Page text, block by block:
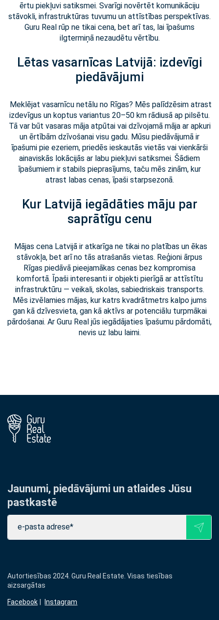
ērtu piekļuvi satiksmei. Svarīgi novērtēt komunikāciju
stāvokli, infrastruktūras tuvumu un attīstības perspektīvas.
Guru Real rūp ne tikai cena, bet arī tas, lai īpašums
ilgtermiņā nezaudētu vērtību.
Lētas vasarnīcas Latvijā: izdevīgi
piedāvājumi
Meklējat vasarnīcu netālu no Rīgas? Mēs palīdzēsim atrast
izdevīgus un koptus variantus 20–50 km rādiusā ap pilsētu.
Tā var būt vasaras māja atpūtai vai dzīvojamā māja ar apkuri
un ērtībām dzīvošanai visu gadu. Mūsu piedāvājumā ir
īpašumi pie ezeriem, priedēs ieskautās vietās vai vienkārši
ainaviskās lokācijās ar labu piekļuvi satiksmei. Šādiem
īpašumiem ir stabils pieprasījums, taču mēs zinām, kur
atrast labas cenas, īpaši starpsezonā.
Kur Latvijā iegādāties māju par
saprātīgu cenu
Mājas cena Latvijā ir atkarīga ne tikai no platības un ēkas
stāvokļa, bet arī no tās atrašanās vietas. Reģioni ārpus
Rīgas piedāvā pieejamākas cenas bez kompromisa
komfortā. Īpaši interesanti ir objekti pierīgā ar attīstītu
infrastruktūru — veikali, skolas, sabiedriskais transports.
Mēs izvēlamies mājas, kur katrs kvadrātmetrs kalpo jums
gan kā dzīvesvieta, gan kā aktīvs ar potenciālu turpmākai
pārdošanai. Ar Guru Real jūs iegādājaties īpašumu pārdomāti,
nevis uz labu laimi.
Jaunumi, piedāvājumi un atlaides Jūsu
pastkastē
Autortiesības 2024. Guru Real Estate. Visas tiesības
aizsargātas
Facebook Instagram